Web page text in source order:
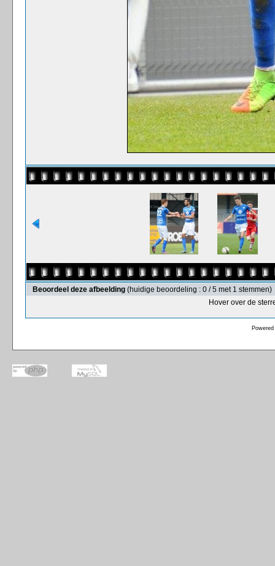
Beoordeel deze afbeelding (huidige beoordeling : 0 / 5 met 1 stemmen)
Hover over de